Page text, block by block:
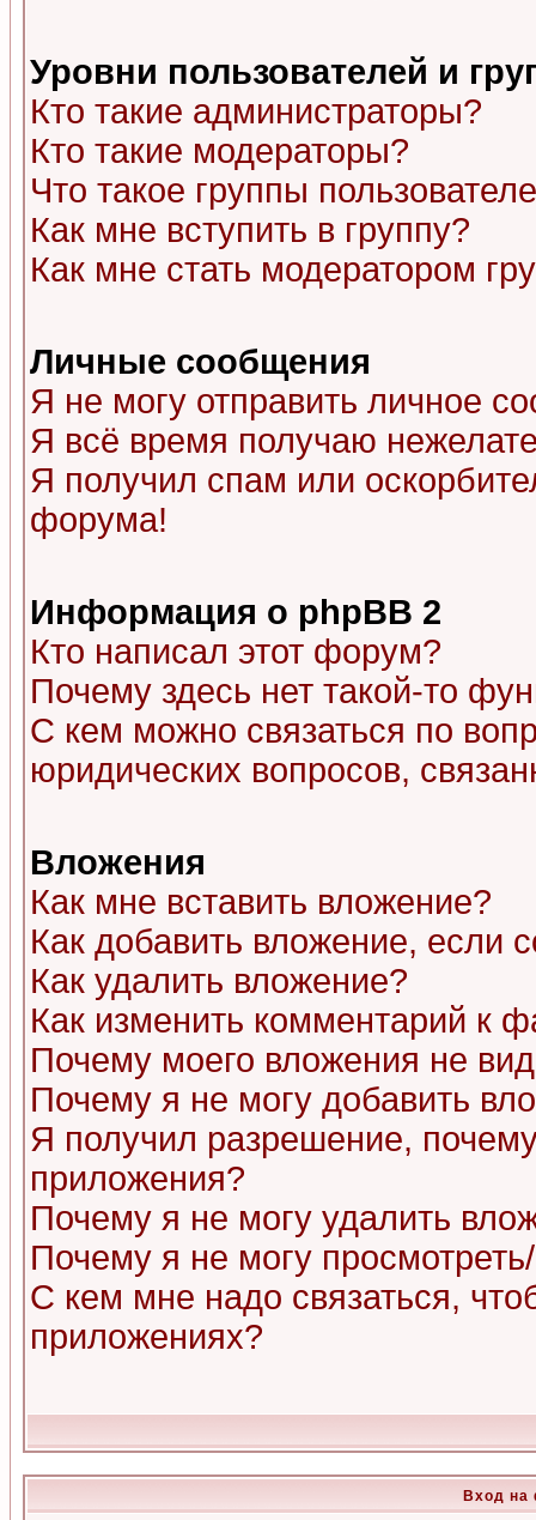
Уровни пользователей и
Кто такие администраторы?
Кто такие модераторы?
Что такое группы
Как мне вступить в группу?
Как мне стать модератором
Личные сообщения
Я не могу отправить личное
Я всё время получаю
Я получил спам или
форума!
Информация о phpBB 2
Кто написал этот форум?
Почему здесь нет такой-то
С кем можно связаться по
юридических вопросов,
Вложения
Как мне вставить вложение?
Как добавить вложение, если
Как удалить вложение?
Как изменить комментарий к
Почему моего вложения не
Почему я не могу добавить
Я получил разрешение,
приложения?
Почему я не могу удалить
Почему я не могу
С кем мне надо связаться,
приложениях?
Вход на